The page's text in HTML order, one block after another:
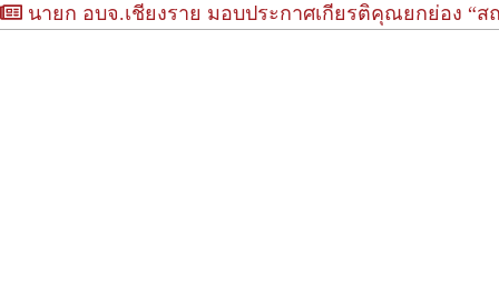
นายก อบจ.เชียงราย มอบประกาศเกียรติคุณยกย่อง “